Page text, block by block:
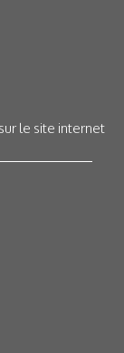
le site internet